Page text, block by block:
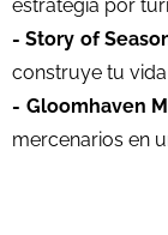
estrategia por
- Story of
construye tu
- Gloomhaven
mercenarios en